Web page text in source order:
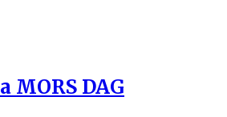
MORS DAG